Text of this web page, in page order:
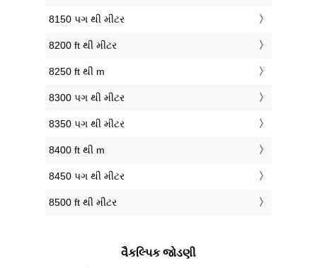
8150 પગ થી મીટર
8200 ft થી મીટર
8250 ft થી m
8300 પગ થી મીટર
8350 પગ થી મીટર
8400 ft થી m
8450 પગ થી મીટર
8500 ft થી મીટર
વૈકલ્પિક જોડણી